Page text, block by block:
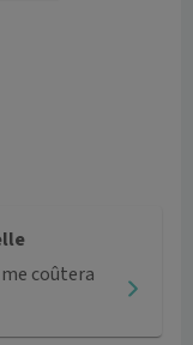
coûtera